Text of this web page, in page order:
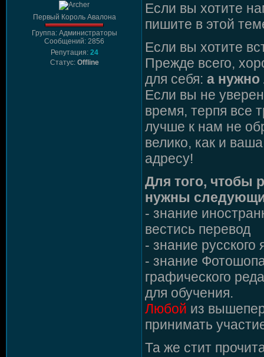
Первый Король Авалона
Группа: Администраторы
Сообщений: 2856
Репутация: 24
Статус: Offline
Если вы хотите
пишите в этой
Если вы хотите
Прежде всего,
для себя: а
Если вы не
время, терпя все
лучше к нам не
велико, как и
адресу!
Для того, чтобы
нужны
- знание
вестись перевод
- знание
- знание
графического
для обучения.
Любой из
принимать
Та же стит